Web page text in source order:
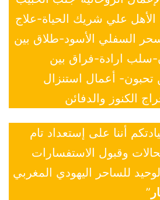
علي شريك الحياة-علاج
السفلي الأسود-طلاق بين
سلب ارادة-فراق بين
تحبون- أعمال استنزال
الكنوز والدفائن
أننا على إستعداد تام
وقبول الاستفسارات
للساحر اليهودي المغربي
”